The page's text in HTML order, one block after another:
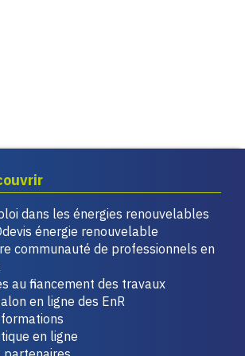
dans les énergies renouvelables
énergie renouvelable
communauté de professionnels en
au financement des travaux
en ligne des EnR
en ligne